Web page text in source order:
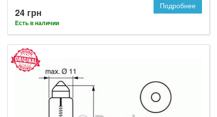
24 грн
Есть в наличии
Подробнее